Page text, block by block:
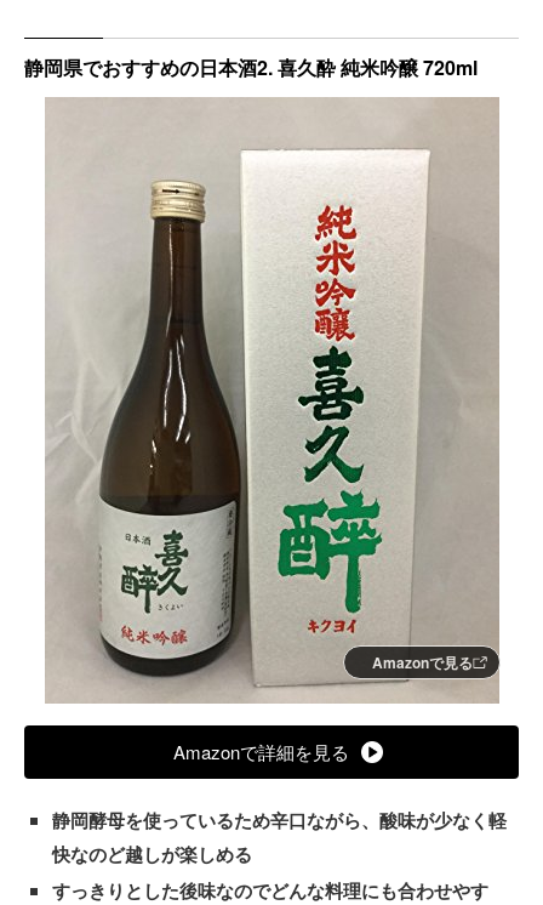
静岡県でおすすめの日本酒2. 喜久酔 純米吟醸 720ml
Amazonで見る
Amazonで詳細を見る
静岡酵母を使っているため辛口ながら、酸味が少なく軽
快なのど越しが楽しめる
すっきりとした後味なのでどんな料理にも合わせやす